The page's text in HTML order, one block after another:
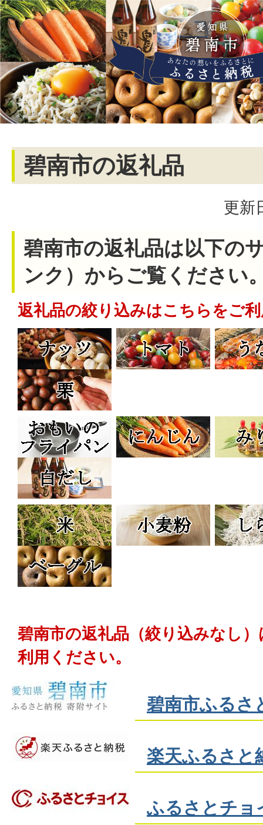
碧南市の返礼品
更新
碧南市の返礼品は以下の
ンク）からご覧ください
返礼品の絞り込みはこちらをご
碧南市の返礼品（絞り込みなし
利用ください。
碧南市ふるさ
楽天ふるさと
ふるさとチョ